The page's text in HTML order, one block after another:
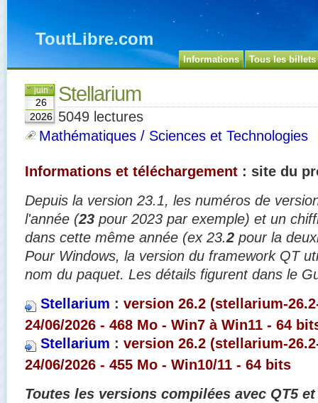
ToutLibre.com
Informations Tous les billets
juin
26
2026
Stellarium
5049 lectures
Mathématiques / Sciences et Technologies
Informations et téléchargement : site du
Depuis la version 23.1, les numéros de
l'année (23 pour 2023 par exemple) et un
dans cette même année (ex 23.2 pour la
Pour Windows, la version du framework QT
nom du paquet. Les détails figurent dans le
Stellarium : version 26.2 (stellarium-
24/06/2026 - 468 Mo - Win7 à Win11 - 64
Stellarium : version 26.2 (stellarium-
24/06/2026 - 455 Mo - Win10/11 - 64 bits
Toutes les versions compilées avec QT5